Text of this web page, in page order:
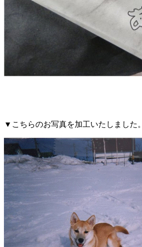
▼こちらのお写真を加工いたしました。